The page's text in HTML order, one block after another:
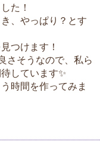
た！
、やっぱり？とす
つけます！
さそうなので、私ら
しています✨
時間を作ってみま